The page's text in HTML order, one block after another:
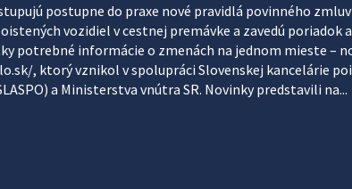
postupne do praxe nové pravidlá povinného
vozidiel v cestnej premávke a zavedú poriadok
potrebné informácie o zmenách na jednom mieste –
, ktorý vznikol v spolupráci Slovenskej kancelárie
a Ministerstva vnútra SR. Novinky predstavili na...